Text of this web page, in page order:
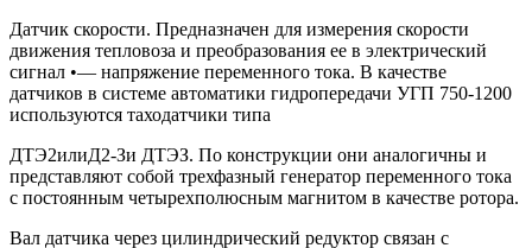
Датчик скорости. Предназначен для измерения скорости
движения тепловоза и преобразования ее в электрический
сигнал •— напряжение переменного тока. В качестве
датчиков в системе автоматики гидропередачи УГП 750-1200
используются таходатчики типа
ДТЭ2илиД2-Зи ДТЭЗ. По конструкции они аналогичны и
представляют собой трехфазный генератор переменного тока
с постоянным четырехполюсным магнитом в качестве ротора.
Вал датчика через цилиндрический редуктор связан с